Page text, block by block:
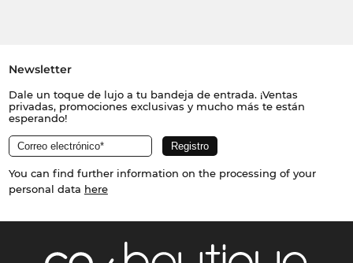
Newsletter
Dale un toque de lujo a tu bandeja de entrada. ¡Ventas
privadas, promociones exclusivas y mucho más te están
esperando!
You can find further information on the processing of your
personal data here